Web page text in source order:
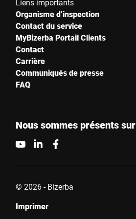
Liens importants
Organisme d’inspection
Contact du service
MyBizerba Portail Clients
Contact
Carrière
Communiqués de presse
FAQ
Nous sommes présents sur
© 2026 - Bizerba
Imprimer